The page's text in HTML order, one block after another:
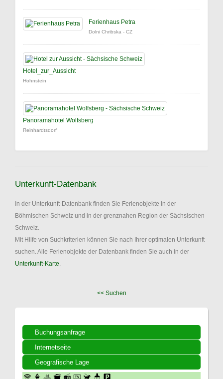
Ferienhaus Petra
Dolni Chribska - CZ
Hotel_zur_Aussicht
Hohnstein
Panoramahotel Wolfsberg
Reinhardtsdorf
Unterkunft-Datenbank
In der Unterkunft-Datenbank finden Sie Ferienobjekte in der
Böhmischen Schweiz und in der grenznahen Region der Sächsischen
Schweiz.
Mit Hilfe von Suchkriterien können Sie nach Ihrer optimalen Unterkunft
suchen. Alle Ferienobjekte der Datenbank finden Sie auch in der
Unterkunft-Karte
<< Suchen
Buchungsanfrage
Internetseite
Geografische Lage